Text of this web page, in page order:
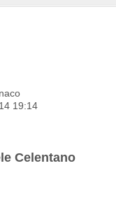
19:14
Celentano